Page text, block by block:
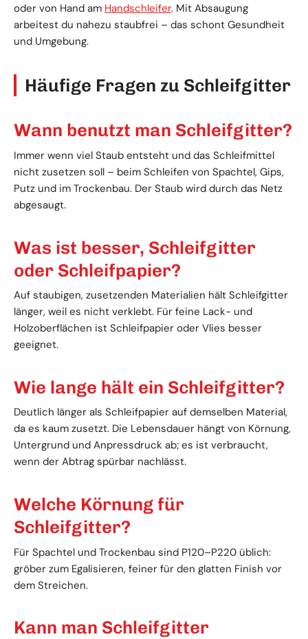
oder von Hand am Handschleifer. Mit Absaugung
arbeitest du nahezu staubfrei – das schont Gesundheit
und Umgebung.
Häufige Fragen zu Schleifgitter
Wann benutzt man Schleifgitter?
Immer wenn viel Staub entsteht und das Schleifmittel
nicht zusetzen soll – beim Schleifen von Spachtel, Gips,
Putz und im Trockenbau. Der Staub wird durch das Netz
abgesaugt.
Was ist besser, Schleifgitter
oder Schleifpapier?
Auf staubigen, zusetzenden Materialien hält Schleifgitter
länger, weil es nicht verklebt. Für feine Lack- und
Holzoberflächen ist Schleifpapier oder Vlies besser
geeignet.
Wie lange hält ein Schleifgitter?
Deutlich länger als Schleifpapier auf demselben Material,
da es kaum zusetzt. Die Lebensdauer hängt von Körnung,
Untergrund und Anpressdruck ab; es ist verbraucht,
wenn der Abtrag spürbar nachlässt.
Welche Körnung für
Schleifgitter?
Für Spachtel und Trockenbau sind P120–P220 üblich:
gröber zum Egalisieren, feiner für den glatten Finish vor
dem Streichen.
Kann man Schleifgitter